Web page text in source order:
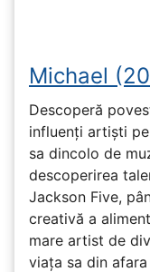
Michael
Descoperă
influenți artiști
sa dincolo de
descoperirea
Jackson Five,
creativă a
mare artist de
viața sa din